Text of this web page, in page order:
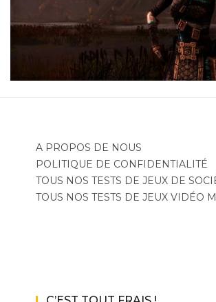
A PROPOS DE NOUS
POLITIQUE DE CONFIDENTIALITÉ
TOUS NOS TESTS DE JEUX DE
TOUS NOS TESTS DE JEUX VIDÉO